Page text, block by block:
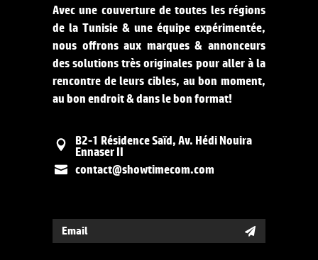
Avec une couverture de toutes les régions
de la Tunisie & une équipe expérimentée,
nous offrons aux marques & annonceurs
des solutions très originales pour aller à la
rencontre de leurs cibles, au bon moment,
au bon endroit & dans le bon format!
B2-1 Résidence Saïd, Av. Hédi Nouira
Ennaser II
contact@showtimecom.com